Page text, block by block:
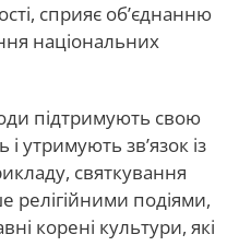
сприяє об’єднанню
національних
підтримують свою
і утримують зв’язок із
святкування
релігійними подіями,
корені культури, які